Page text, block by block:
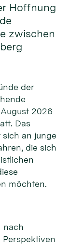
Hoffnung
zwischen
der
2026
Das
an junge
die sich
möchten.
nach